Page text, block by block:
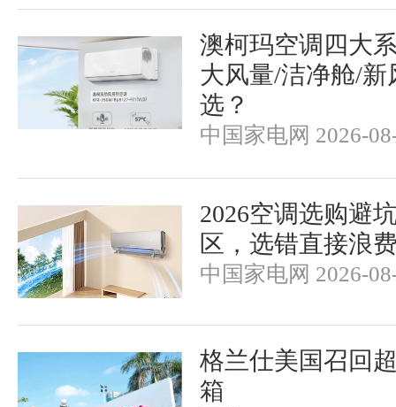
澳柯玛空调四大
大风量/洁净舱/新
选？
中国家电网 2026-
2026空调选购避
区，选错直接浪
中国家电网 2026-
格兰仕美国召回
箱